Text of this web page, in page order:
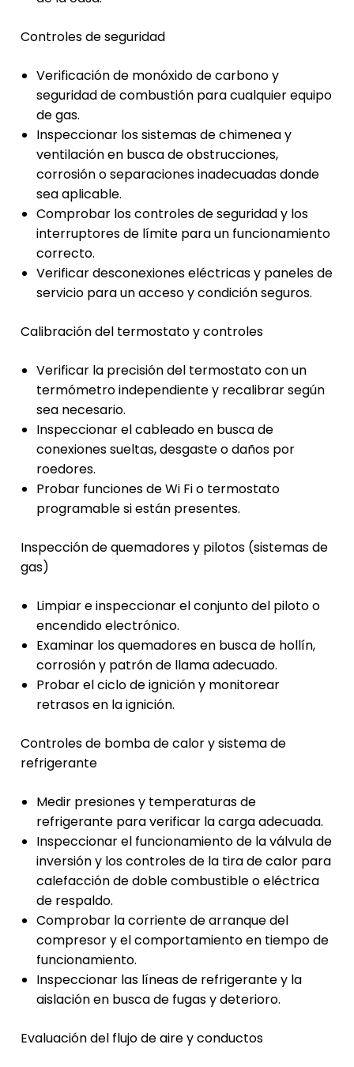
Controles de seguridad
Verificación de monóxido de carbono y
seguridad de combustión para cualquier equipo
de gas.
Inspeccionar los sistemas de chimenea y
ventilación en busca de obstrucciones,
corrosión o separaciones inadecuadas donde
sea aplicable.
Comprobar los controles de seguridad y los
interruptores de límite para un funcionamiento
correcto.
Verificar desconexiones eléctricas y paneles de
servicio para un acceso y condición seguros.
Calibración del termostato y controles
Verificar la precisión del termostato con un
termómetro independiente y recalibrar según
sea necesario.
Inspeccionar el cableado en busca de
conexiones sueltas, desgaste o daños por
roedores.
Probar funciones de Wi Fi o termostato
programable si están presentes.
Inspección de quemadores y pilotos (sistemas de
gas)
Limpiar e inspeccionar el conjunto del piloto o
encendido electrónico.
Examinar los quemadores en busca de hollín,
corrosión y patrón de llama adecuado.
Probar el ciclo de ignición y monitorear
retrasos en la ignición.
Controles de bomba de calor y sistema de
refrigerante
Medir presiones y temperaturas de
refrigerante para verificar la carga adecuada.
Inspeccionar el funcionamiento de la válvula de
inversión y los controles de la tira de calor para
calefacción de doble combustible o eléctrica
de respaldo.
Comprobar la corriente de arranque del
compresor y el comportamiento en tiempo de
funcionamiento.
Inspeccionar las líneas de refrigerante y la
aislación en busca de fugas y deterioro.
Evaluación del flujo de aire y conductos